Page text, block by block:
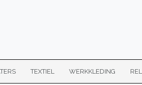
TEXTIEL WERKKLEDING